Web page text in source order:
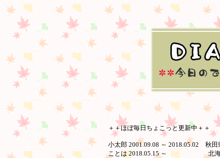
＋＋ほぼ毎日ちょこっと更新中＋＋
小太郎 2001.09.08 ～ 2018.05.02 秋田
ことは 2018.05.15 ～ 北海